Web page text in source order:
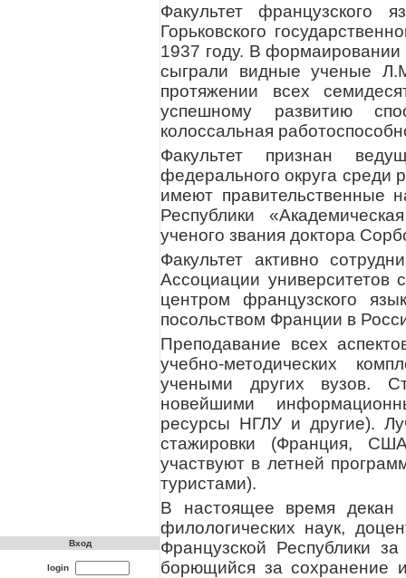
Факультет французского
Горьковского
1937 году. В формаировании
сыграли видные ученые
протяжении всех
успешному развитию
колоссальная
Факультет признан
федерального округа среди
имеют правительственные
Республики
ученого звания доктора
Факультет активно
Ассоциации университетов
центром французского
посольством Франции в
Преподавание всех
учебно-методических
учеными других вузов.
новейшими
ресурсы НГЛУ и другие).
стажировки (Франция,
участвуют в летней
туристами).
В настоящее время декан
филологических наук,
Французской Республики
борющийся за сохранение
Вход
login